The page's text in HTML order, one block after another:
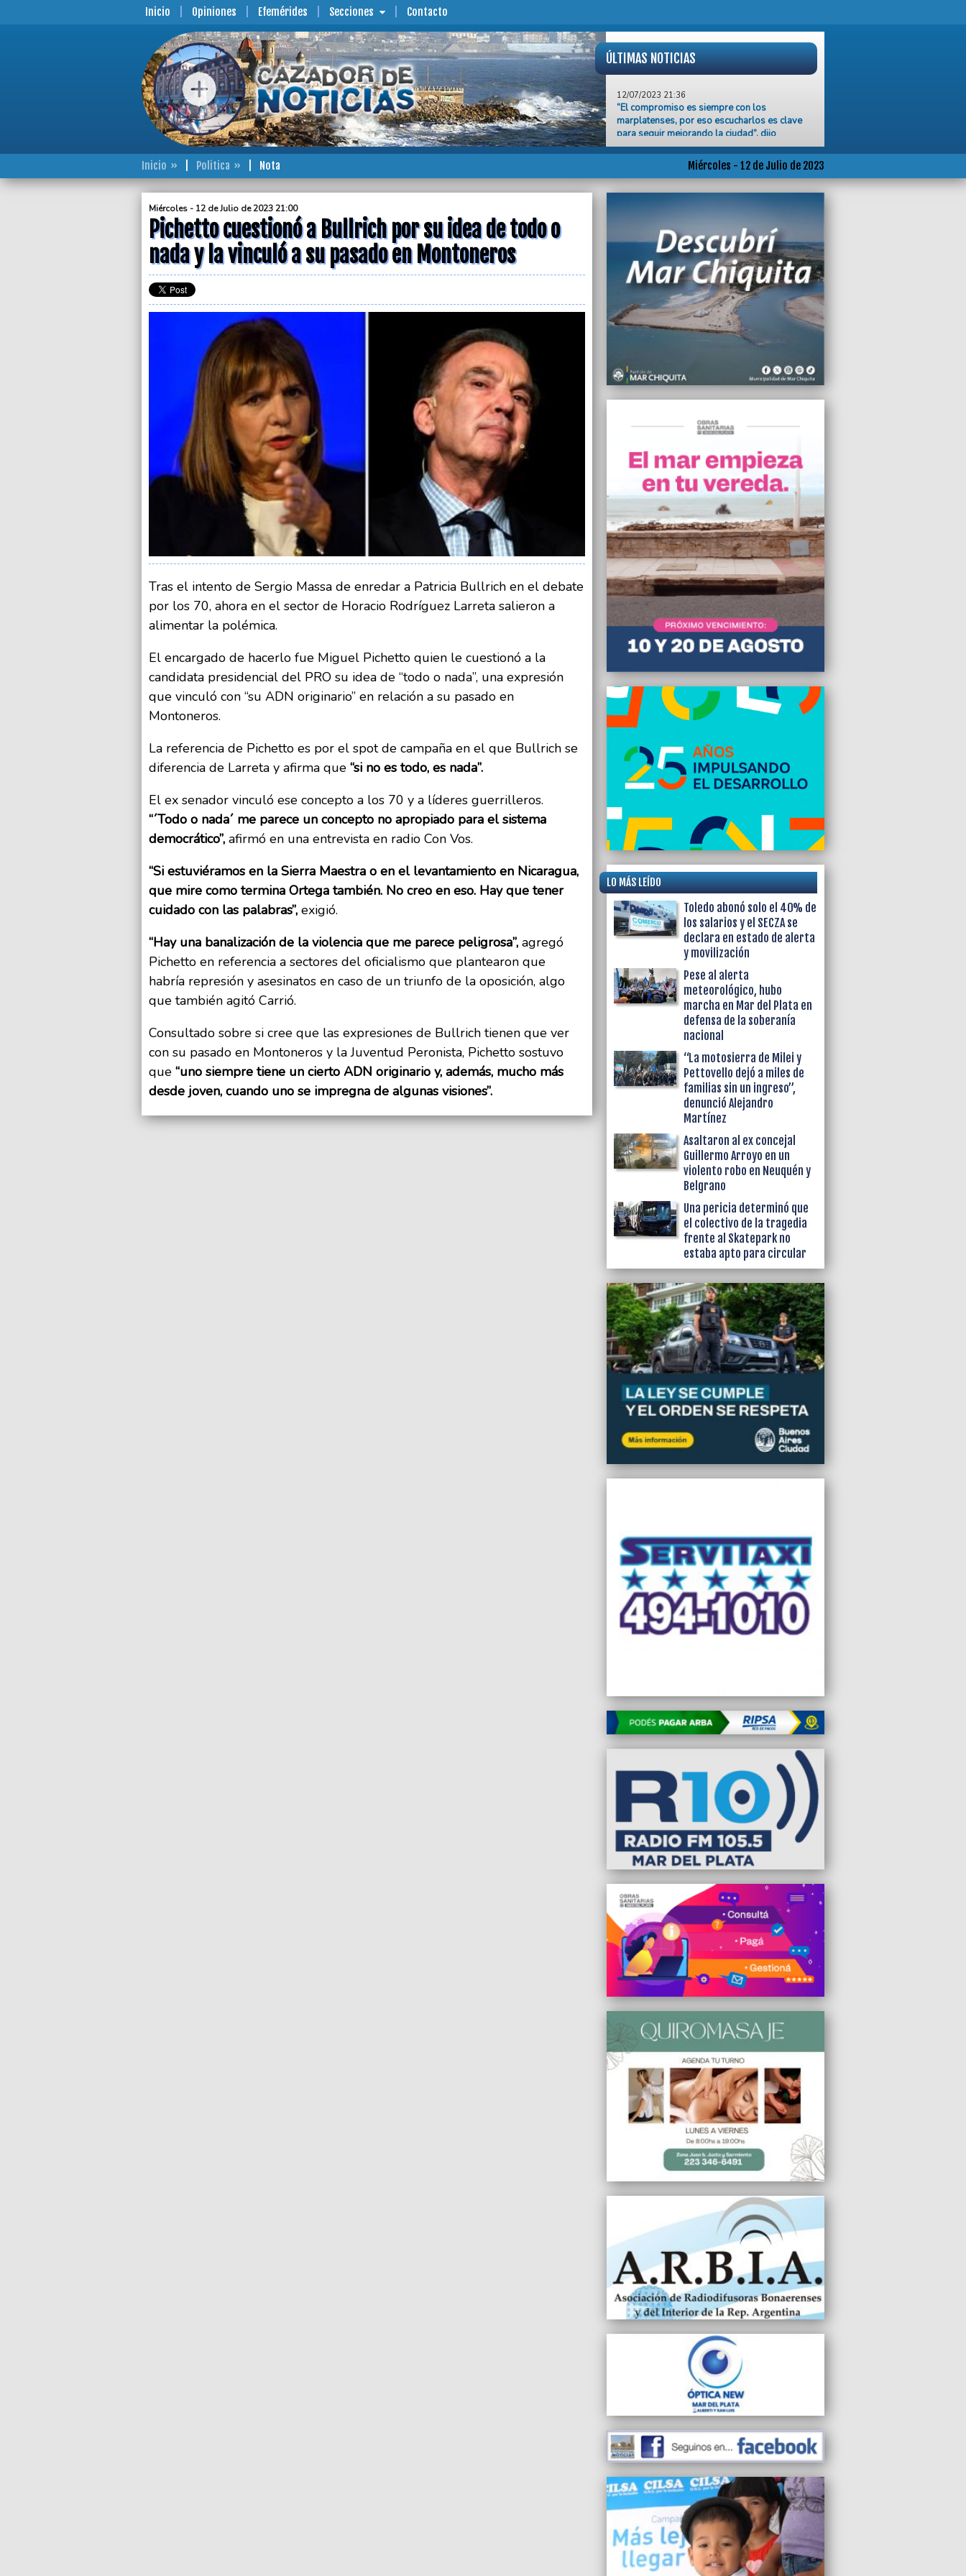
Inicio Opiniones Efemérides Secciones Contacto
ÚLTIMAS NOTICIAS
“El compromiso es siempre con los
marplatenses, por eso escucharlos es clave
para seguir mejorando la ciudad”, dijo
Guillermo Montenegro
Pichetto cuestionó a Bullrich por su idea de
todo o nada y la vinculó a su pasado en
Montoneros
Raverta confirmó que Lamb Weston exportará
sus papas fritas desde el puerto de Mar del
Plata
12/07/2023 19:33
Comités Barriales de Emergencia reclamaron
por incumplimiento en la asistencia a los
comedores
“Nosotros vamos a apoyar a Sergio Massa”,
afirmó Guillermo Moser, secretario general de
la FATLyF
Entrega de impresoras 3D a escuelas técnicas
12/07/2023 14:30
Colegio privado de Mar del Plata tendrá que
indemnizar con $6 millones a una alumna que
sufría bullying
12/07/2023 14:09
Todo por medio punto de rating, un notero de
América TV compró droga en vivo
12/07/2023 12:56
Biasone participó del acto de lanzamiento de
la fórmula Schiaretti-Randazzo
12/07/2023 12:44
Cruce tuitero de los dos candidatos radicales
Miércoles - 12 de Julio de 2023
Inicio Politica Nota
Miércoles - 12 de Julio de 2023 21:00
Pichetto cuestionó a Bullrich por su idea de todo o
nada y la vinculó a su pasado en Montoneros
Tras el intento de Sergio Massa de enredar a Patricia Bullrich en el debate
por los 70, ahora en el sector de Horacio Rodríguez Larreta salieron a
alimentar la polémica.
El encargado de hacerlo fue Miguel Pichetto quien le cuestionó a la
candidata presidencial del PRO su idea de “todo o nada”, una expresión
que vinculó con “su ADN originario” en relación a su pasado en
Montoneros.
La referencia de Pichetto es por el spot de campaña en el que Bullrich se
diferencia de Larreta y afirma que “si no es todo, es nada”.
El ex senador vinculó ese concepto a los 70 y a líderes guerrilleros.
“´Todo o nada´ me parece un concepto no apropiado para el sistema
democrático”, afirmó en una entrevista en radio Con Vos.
“Si estuviéramos en la Sierra Maestra o en el levantamiento en Nicaragua,
que mire como termina Ortega también. No creo en eso. Hay que tener
cuidado con las palabras”, exigió.
“Hay una banalización de la violencia que me parece peligrosa”, agregó
Pichetto en referencia a sectores del oficialismo que plantearon que
habría represión y asesinatos en caso de un triunfo de la oposición, algo
que también agitó Carrió.
Consultado sobre si cree que las expresiones de Bullrich tienen que ver
con su pasado en Montoneros y la Juventud Peronista, Pichetto sostuvo
que “uno siempre tiene un cierto ADN originario y, además, mucho más
desde joven, cuando uno se impregna de algunas visiones”.
LO MÁS LEÍDO
Toledo abonó solo el 40% de
los salarios y el SECZA se
declara en estado de alerta
y movilización
Pese al alerta
meteorológico, hubo
marcha en Mar del Plata en
defensa de la soberanía
nacional
“La motosierra de Milei y
Pettovello dejó a miles de
familias sin un ingreso”,
denunció Alejandro
Martínez
Asaltaron al ex concejal
Guillermo Arroyo en un
violento robo en Neuquén y
Belgrano
Una pericia determinó que
el colectivo de la tragedia
frente al Skatepark no
estaba apto para circular